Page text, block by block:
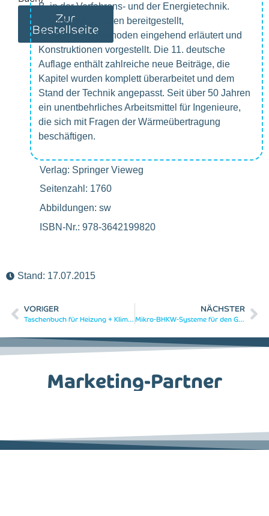
Zur
Bestellseite
B. in der Verfahrens- und der Energietechnik.
Dafür werden Daten bereitgestellt,
Berechnungsmethoden eingehend erläutert und
Konstruktionen vorgestellt. Die 11. deutsche
Auflage enthält zahlreiche neue Beiträge, die
Kapitel wurden komplett überarbeitet und dem
Stand der Technik angepasst. Seit über 50 Jahren
ein unentbehrliches Arbeitsmittel für Ingenieure,
die sich mit Fragen der Wärmeübertragung
beschäftigen.
Verlag: Springer Vieweg
Seitenzahl: 1760
Abbildungen: sw
ISBN-Nr.: 978-3642199820
Stand: 17.07.2015
VORIGER
Taschenbuch für Heizung + Klimatechnik 11/12
NÄCHSTER
Mikro-BHKW-Systeme für den Gebäudebereich
Marketing-Partner